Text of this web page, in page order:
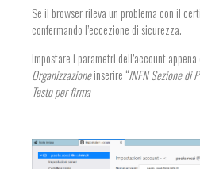
Se il browser rileva un problema con il
confermando l’eccezione di sicurezza.
Impostare i parametri dell’account
Organizzazioneinserire “INFN Sezione di
Testo per firma